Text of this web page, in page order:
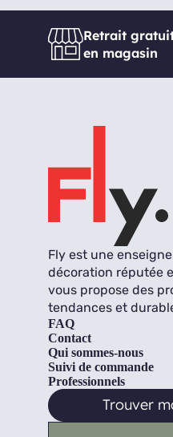
Retrait
en magasin
Fly est une
décoration réputée
vous propose des
tendances et
FAQ
Contact
Qui sommes-nous
Suivi de commande
Professionnels
Trouver